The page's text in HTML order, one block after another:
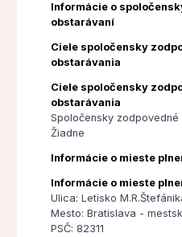
Informácie o
obstarávaní
Ciele spoločensky
obstarávania
Ciele spoločensky
obstarávania
Spoločensky
Žiadne
Informácie o mieste
Informácie o mieste
Ulica: Letisko
Mesto: Bratislava -
PSČ: 82311